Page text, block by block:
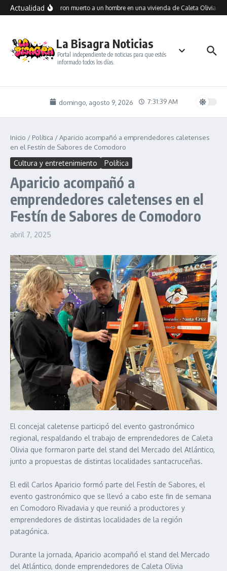
Saltar al contenido
ActualidadEncontraron muerto a un hombre en una vivienda de Caleta Olivia:
La Bisagra Noticias
Portal independiente de noticias para que estés
informado todos los días.
domingo, agosto 9, 2026 7:31:39 AM
Inicio / Política /Aparicio acompañó a emprendedores caletenses
en el Festín de Sabores de Comodoro
Cultura y entretenimiento Política
Aparicio acompañó a
emprendedores caletenses en el
Festín de Sabores de Comodoro
abril 7, 2025
El concejal caletense participó del evento gastronómico
regional, respaldando el trabajo de emprendedores de Caleta
Olivia que formaron parte del stand del Mercado del Atlántico,
junto a propuestas de distintas localidades santacruceñas.
El edil Carlos Aparicio formó parte del Festín de Sabores, el
evento gastronómico que se llevó a cabo este fin de semana
en Comodoro Rivadavia y que reunió a productores y
emprendedores de distintas localidades de la región
patagónica.
Durante la jornada, Aparicio acompañó el stand del Mercado
del Atlántico, donde emprendedores de Caleta Olivia